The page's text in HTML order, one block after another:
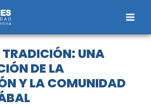
TRADICIÓN: UNA
DE LA
Y LA COMUNIDAD